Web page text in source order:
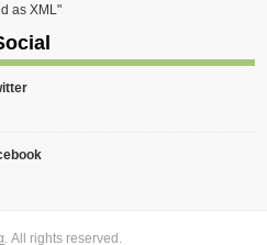
as XML"
. All rights reserved.